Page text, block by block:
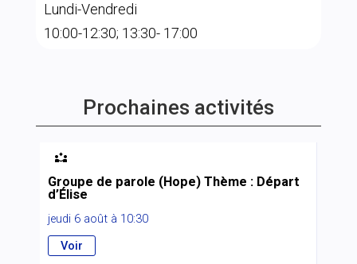
Lundi-Vendredi
10:00-12:30; 13:30- 17:00
Prochaines activités

Groupe de parole (Hope) Thème : Départ
d’Élise
jeudi 6 août à 10:30
Voir